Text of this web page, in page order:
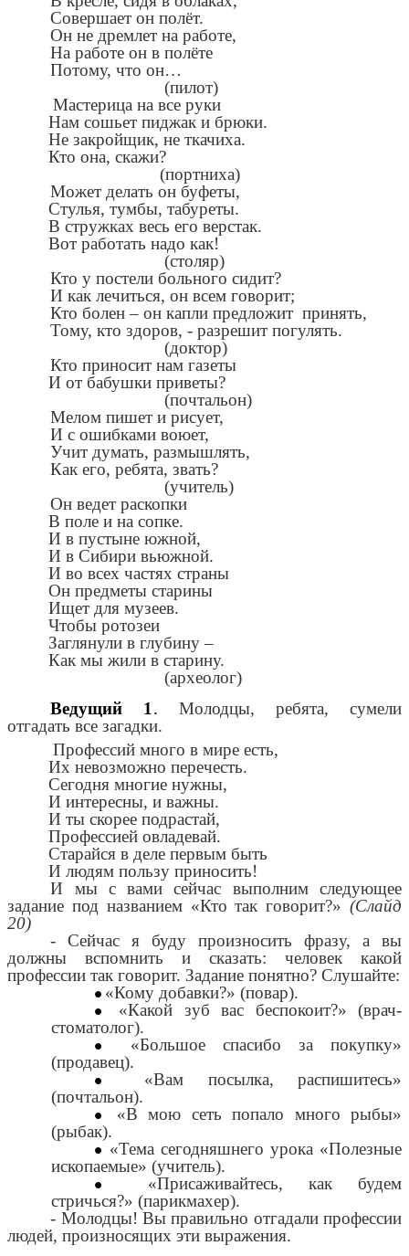
Совершает он полёт.
Он не дремлет на работе,
На работе он в полёте
Потому, что он…
(пилот)
Мастерица на все руки
Нам сошьет пиджак и брюки.
Не закройщик, не ткачиха.
Кто она, скажи?
(портниха)
Может делать он буфеты,
Стулья, тумбы, табуреты.
В стружках весь его верстак.
Вот работать надо как!
(столяр)
Кто у постели больного сидит?
И как лечиться, он всем говорит;
Кто болен – он капли предложит принять,
Тому, кто здоров, - разрешит погулять.
(доктор)
Кто приносит нам газеты
И от бабушки приветы?
(почтальон)
Мелом пишет и рисует,
И с ошибками воюет,
Учит думать, размышлять,
Как его, ребята, звать?
(учитель)
Он ведет раскопки
В поле и на сопке.
И в пустыне южной,
И в Сибири вьюжной.
И во всех частях страны
Он предметы старины
Ищет для музеев.
Чтобы ротозеи
Заглянули в глубину –
Как мы жили в старину.
(археолог)
Ведущий 1 . Молодцы, ребята, сумели
отгадать все загадки.
Профессий много в мире есть,
Их невозможно перечесть.
Сегодня многие нужны,
И интересны, и важны.
И ты скорее подрастай,
Профессией овладевай.
Старайся в деле первым быть
И людям пользу приносить!
И мы с вами сейчас выполним следующее
задание под названием «Кто так говорит?» (Слайд
20)
- Сейчас я буду произносить фразу, а вы
должны вспомнить и сказать: человек какой
профессии так говорит. Задание понятно? Слушайте:
«Кому добавки?» (повар).
«Какой зуб вас беспокоит?» (врач-
стоматолог).
«Большое спасибо за покупку»
(продавец).
«Вам посылка, распишитесь»
(почтальон).
«В мою сеть попало много рыбы»
(рыбак).
«Тема сегодняшнего урока «Полезные
ископаемые» (учитель).
«Присаживайтесь, как будем
стричься?» (парикмахер).
- Молодцы! Вы правильно отгадали профессии
людей, произносящих эти выражения.